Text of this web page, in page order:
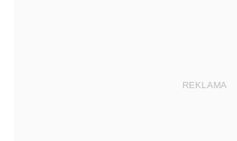
REKLAMA